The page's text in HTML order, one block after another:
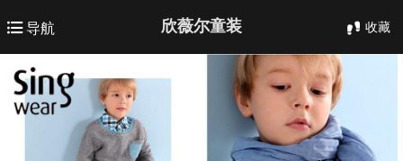
导航 欣薇尔童装 收藏